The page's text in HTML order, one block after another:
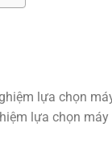
lựa chọn